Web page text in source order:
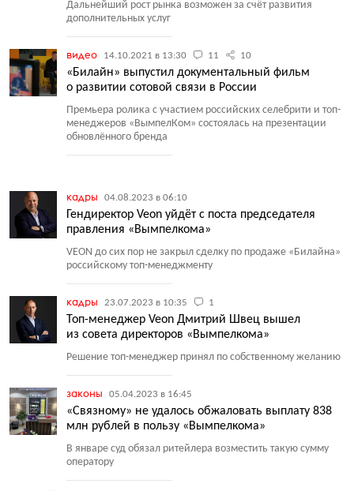
Дальнейший рост рынка возможен за счёт развития
дополнительных услуг
видео 14.10.2021 в 13:30 11 10
«Билайн» выпустил документальный фильм
о развитии сотовой связи в России
Премьера ролика с участием российских селебрити и топ-
менеджеров «ВымпелКом» состоялась на презентации
обновлённого бренда
кадры 04.08.2023 в 06:10
Гендиректор Veon уйдёт с поста председателя
правления «Вымпелкома»
VEON до сих пор не закрыл сделку по продаже «Билайна»
российскому топ-менеджменту
кадры 23.07.2023 в 10:35 1
Топ-менеджер Veon Дмитрий Швец вышел
из совета директоров «Вымпелкома»
Решение топ-менеджер принял по собственному желанию
законы 05.04.2023 в 16:45
«Связному» не удалось обжаловать выплату 838
млн рублей в пользу «Вымпелкома»
В январе суд обязал ритейлера возместить такую сумму
оператору